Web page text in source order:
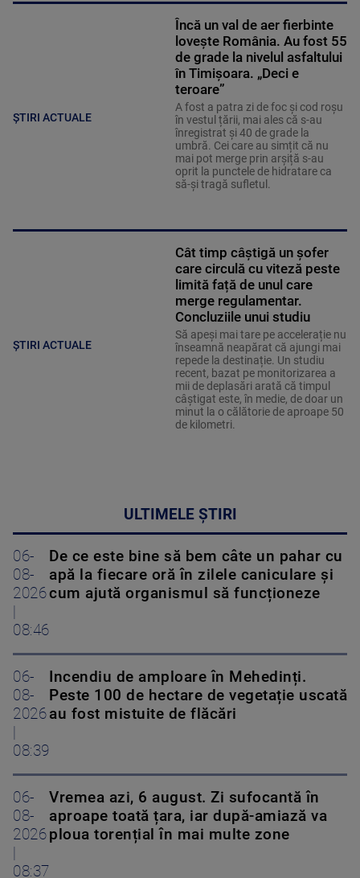
ȘTIRI ACTUALE
Încă un val de aer fierbinte
lovește România. Au fost 55
de grade la nivelul asfaltului
în Timișoara. „Deci e
teroare”
A fost a patra zi de foc și cod roșu
în vestul țării, mai ales că s-au
înregistrat și 40 de grade la
umbră. Cei care au simțit că nu
mai pot merge prin arșiță s-au
oprit la punctele de hidratare ca
să-și tragă sufletul.
ȘTIRI ACTUALE
Cât timp câștigă un șofer
care circulă cu viteză peste
limită față de unul care
merge regulamentar.
Concluziile unui studiu
Să apeși mai tare pe accelerație nu
înseamnă neapărat că ajungi mai
repede la destinație. Un studiu
recent, bazat pe monitorizarea a
mii de deplasări arată că timpul
câștigat este, în medie, de doar un
minut la o călătorie de aproape 50
de kilometri.
ULTIMELE ȘTIRI
06-
08-
2026
08:46
De ce este bine să bem câte un pahar cu
apă la fiecare oră în zilele caniculare și
cum ajută organismul să funcționeze
06-
08-
2026
08:39
Incendiu de amploare în Mehedinți.
Peste 100 de hectare de vegetație uscată
au fost mistuite de flăcări
06-
08-
2026
08:37
Vremea azi, 6 august. Zi sufocantă în
aproape toată țara, iar după-amiază va
ploua torențial în mai multe zone